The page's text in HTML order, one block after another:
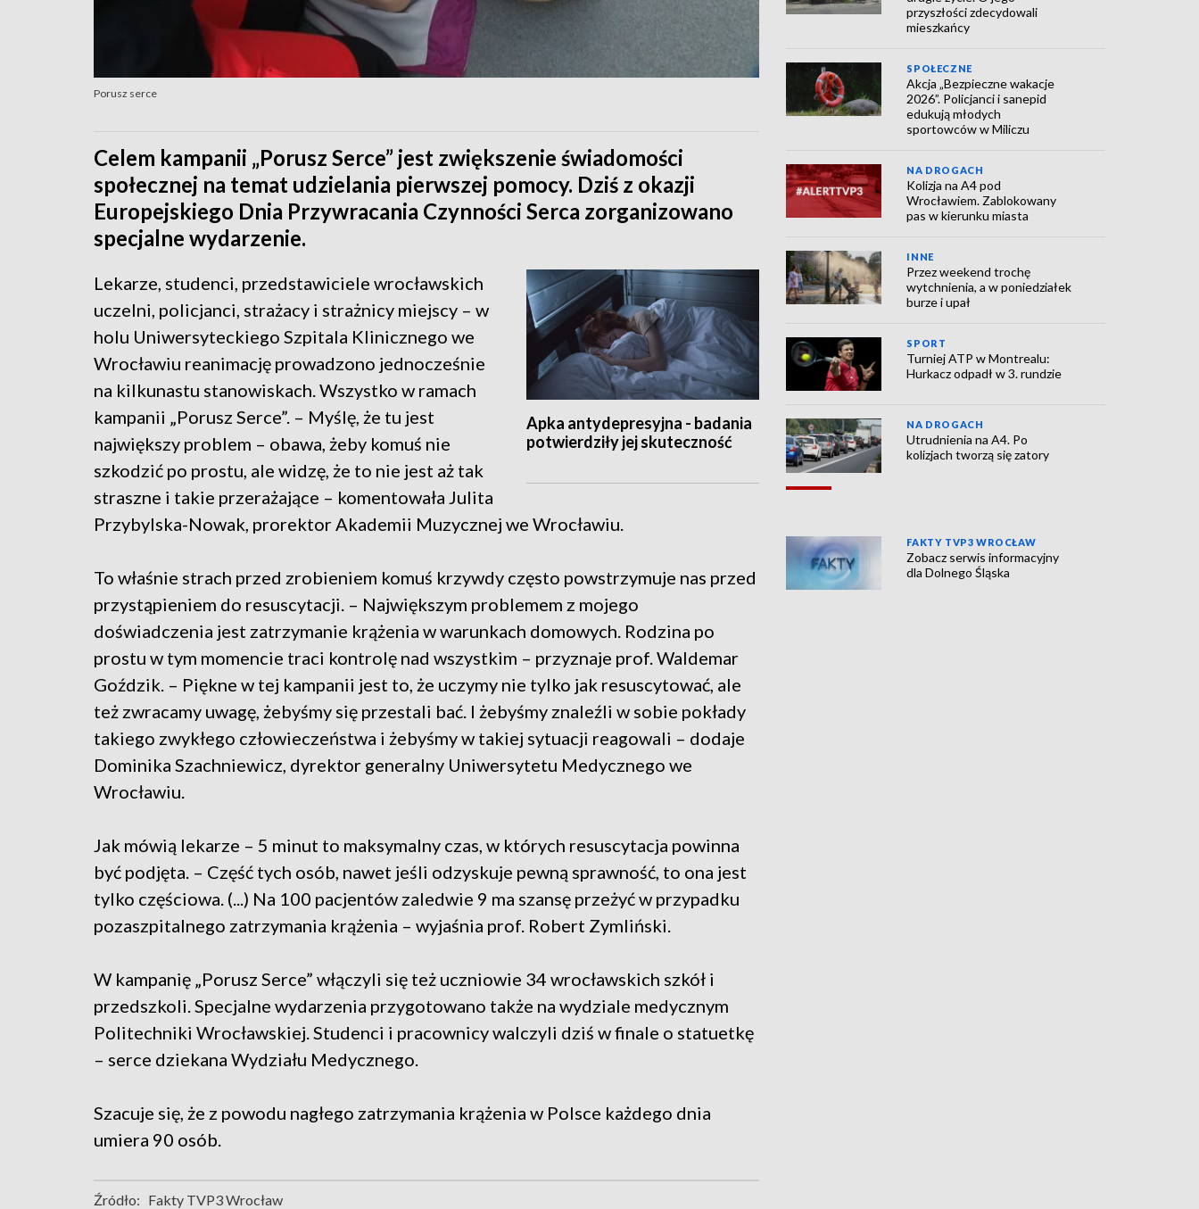
Porusz serce
Celem kampanii „Porusz Serce” jest zwiększenie świadomości
społecznej na temat udzielania pierwszej pomocy. Dziś z okazji
Europejskiego Dnia Przywracania Czynności Serca zorganizowano
specjalne wydarzenie.
Apka antydepresyjna - badania
potwierdziły jej skuteczność
Lekarze, studenci, przedstawiciele wrocławskich
uczelni, policjanci, strażacy i strażnicy miejscy – w
holu Uniwersyteckiego Szpitala Klinicznego we
Wrocławiu reanimację prowadzono jednocześnie
na kilkunastu stanowiskach. Wszystko w ramach
kampanii „Porusz Serce”. – Myślę, że tu jest
największy problem – obawa, żeby komuś nie
szkodzić po prostu, ale widzę, że to nie jest aż tak
straszne i takie przerażające – komentowała Julita
Przybylska-Nowak, prorektor Akademii Muzycznej we Wrocławiu.
To właśnie strach przed zrobieniem komuś krzywdy często powstrzymuje nas przed
przystąpieniem do resuscytacji. – Największym problemem z mojego
doświadczenia jest zatrzymanie krążenia w warunkach domowych. Rodzina po
prostu w tym momencie traci kontrolę nad wszystkim – przyznaje prof. Waldemar
Goździk. – Piękne w tej kampanii jest to, że uczymy nie tylko jak resuscytować, ale
też zwracamy uwagę, żebyśmy się przestali bać. I żebyśmy znaleźli w sobie pokłady
takiego zwykłego człowieczeństwa i żebyśmy w takiej sytuacji reagowali – dodaje
Dominika Szachniewicz, dyrektor generalny Uniwersytetu Medycznego we
Wrocławiu.
Jak mówią lekarze – 5 minut to maksymalny czas, w których resuscytacja powinna
być podjęta. – Część tych osób, nawet jeśli odzyskuje pewną sprawność, to ona jest
tylko częściowa. (...) Na 100 pacjentów zaledwie 9 ma szansę przeżyć w przypadku
pozaszpitalnego zatrzymania krążenia – wyjaśnia prof. Robert Zymliński.
W kampanię „Porusz Serce” włączyli się też uczniowie 34 wrocławskich szkół i
przedszkoli. Specjalne wydarzenia przygotowano także na wydziale medycznym
Politechniki Wrocławskiej. Studenci i pracownicy walczyli dziś w finale o statuetkę
– serce dziekana Wydziału Medycznego.
Szacuje się, że z powodu nagłego zatrzymania krążenia w Polsce każdego dnia
umiera 90 osób.
Źródło: Fakty TVP3 Wrocław
przyszłości zdecydowali
mieszkańcy
SPOŁECZNE
Akcja „Bezpieczne wakacje
2026”. Policjanci i sanepid
edukują młodych
sportowców w Miliczu
NA DROGACH
Kolizja na A4 pod
Wrocławiem. Zablokowany
pas w kierunku miasta
INNE
Przez weekend trochę
wytchnienia, a w poniedziałek
burze i upał
SPORT
Turniej ATP w Montrealu:
Hurkacz odpadł w 3. rundzie
NA DROGACH
Utrudnienia na A4. Po
kolizjach tworzą się zatory
FAKTY TVP3 WROCŁAW
Zobacz serwis informacyjny
dla Dolnego Śląska